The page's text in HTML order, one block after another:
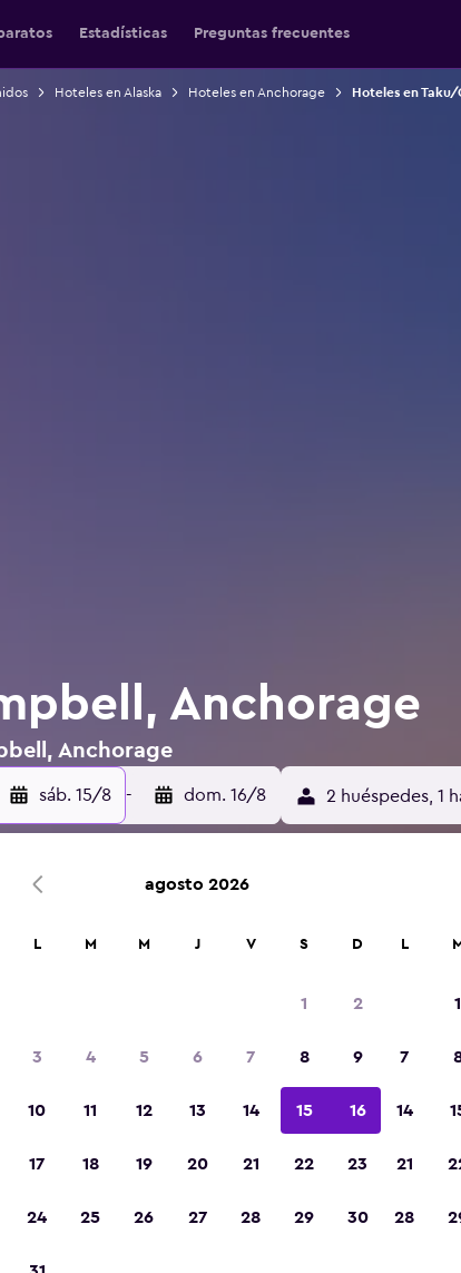
Estadísticas Preguntas frecuentes
Hoteles en Alaska Hoteles en Anchorage Hoteles en
Anchorage
Anchorage
sáb. 15/8 - dom. 16/8 2 huéspedes, 1
agosto 2026
L M M J V S D
1 2
3 4 5 6 7 8 9
10 11 12 13 14 15 16
17 18 19 20 21 22 23
24 25 26 27 28 29 30
L
1
7
14
21
28